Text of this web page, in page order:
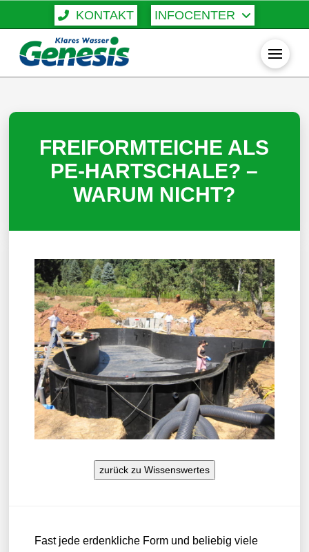
KONTAKT INFOCENTER
FREIFORMTEICHE ALS
PE-HARTSCHALE? –
WARUM NICHT?
zurück zu Wissenswertes
Fast jede erdenkliche Form und beliebig viele